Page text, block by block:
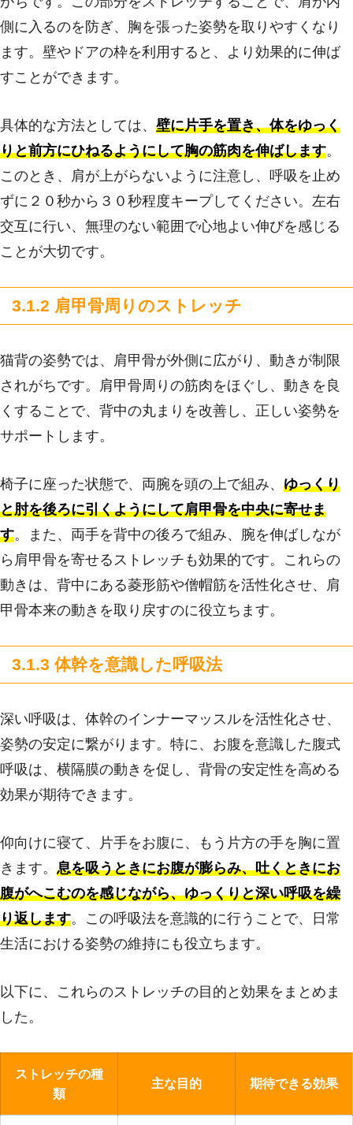
側に入るのを防ぎ、胸を張った姿勢を取りやすくなり
ます。壁やドアの枠を利用すると、より効果的に伸ば
すことができます。
具体的な方法としては、 壁に片手を置き、体をゆっく
りと前方にひねるようにして胸の筋肉を伸ばします。
このとき、肩が上がらないように注意し、呼吸を止め
ずに２０秒から３０秒程度キープしてください。左右
交互に行い、無理のない範囲で心地よい伸びを感じる
ことが大切です。
3.1.2 肩甲骨周りのストレッチ
猫背の姿勢では、肩甲骨が外側に広がり、動きが制限
されがちです。肩甲骨周りの筋肉をほぐし、動きを良
くすることで、背中の丸まりを改善し、正しい姿勢を
サポートします。
椅子に座った状態で、両腕を頭の上で組み、 ゆっくり
と肘を後ろに引くようにして肩甲骨を中央に寄せま
す。また、両手を背中の後ろで組み、腕を伸ばしなが
ら肩甲骨を寄せるストレッチも効果的です。これらの
動きは、背中にある菱形筋や僧帽筋を活性化させ、肩
甲骨本来の動きを取り戻すのに役立ちます。
3.1.3 体幹を意識した呼吸法
深い呼吸は、体幹のインナーマッスルを活性化させ、
姿勢の安定に繋がります。特に、お腹を意識した腹式
呼吸は、横隔膜の動きを促し、背骨の安定性を高める
効果が期待できます。
仰向けに寝て、片手をお腹に、もう片方の手を胸に置
きます。 息を吸うときにお腹が膨らみ、吐くときにお
腹がへこむのを感じながら、ゆっくりと深い呼吸を繰
り返します。この呼吸法を意識的に行うことで、日常
生活における姿勢の維持にも役立ちます。
以下に、これらのストレッチの目的と効果をまとめま
した。
ストレッチの種
類
主な目的 期待できる効果